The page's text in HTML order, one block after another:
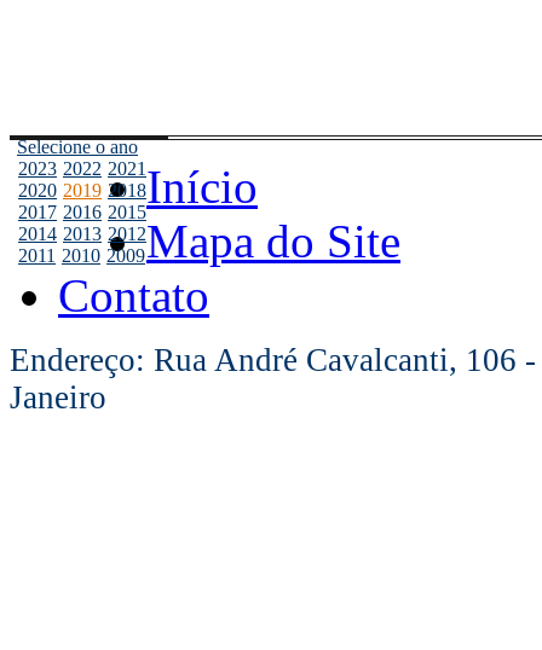
Selecione o ano
2023 2022 2021
2020 2019 2018
2017 2016 2015
2014 2013 2012
2011 2010 2009
Início
Mapa do Site
Contato
Endereço: Rua André Cavalcanti, 106
Janeiro